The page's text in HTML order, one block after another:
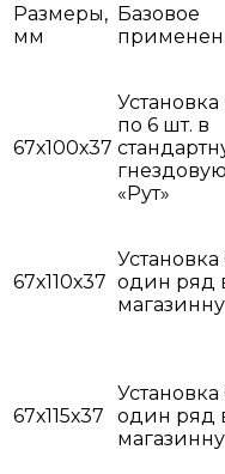
Размеры,
мм
Базовое
67х100х37
по 6 шт. в
«Рут»
67х110х37
Установка
один ряд
67х115х37
Установка
один ряд